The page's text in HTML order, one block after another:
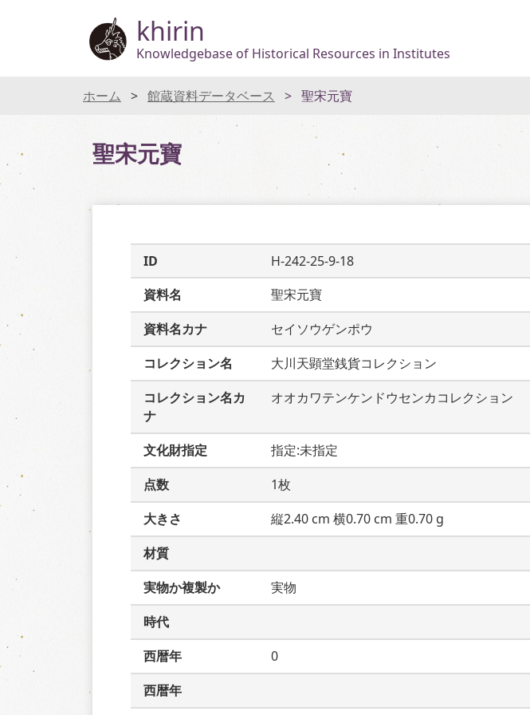
khirin
Knowledgebase of Historical Resources in Institutes
ホーム 館蔵資料データベース 聖宋元寶
聖宋元寶
ID
H-242-25-9-18
資料名
聖宋元寶
資料名カナ
セイソウゲンポウ
コレクション名
大川天顕堂銭貨コレクション
コレクション名カ
ナ
オオカワテンケンドウセンカコレクション
文化財指定
指定:未指定
点数
1枚
大きさ
縦2.40 cm 横0.70 cm 重0.70 g
材質
実物か複製か
実物
時代
西暦年
0
西暦年